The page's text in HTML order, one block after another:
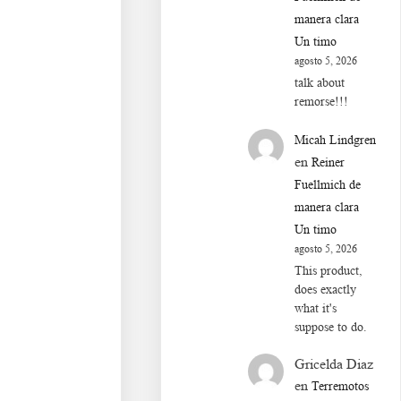
manera clara
Un timo
agosto 5, 2026
talk about
remorse!!!
Micah Lindgren
enReiner
Fuellmich de
manera clara
Un timo
agosto 5, 2026
This product,
does exactly
what it's
suppose to do.
Gricelda Diaz
enTerremotos